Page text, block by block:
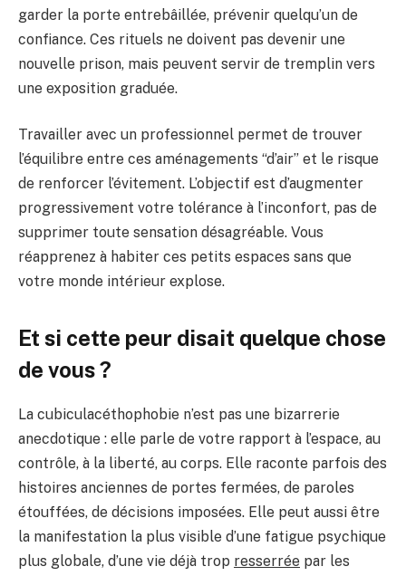
garder la porte entrebâillée, prévenir quelqu’un de
confiance. Ces rituels ne doivent pas devenir une
nouvelle prison, mais peuvent servir de tremplin vers
une exposition graduée.
Travailler avec un professionnel permet de trouver
l’équilibre entre ces aménagements “d’air” et le risque
de renforcer l’évitement. L’objectif est d’augmenter
progressivement votre tolérance à l’inconfort, pas de
supprimer toute sensation désagréable. Vous
réapprenez à habiter ces petits espaces sans que
votre monde intérieur explose.
Et si cette peur disait quelque chose
de vous ?
La cubiculacéthophobie n’est pas une bizarrerie
anecdotique : elle parle de votre rapport à l’espace, au
contrôle, à la liberté, au corps. Elle raconte parfois des
histoires anciennes de portes fermées, de paroles
étouffées, de décisions imposées. Elle peut aussi être
la manifestation la plus visible d’une fatigue psychique
plus globale, d’une vie déjà trop resserrée par les